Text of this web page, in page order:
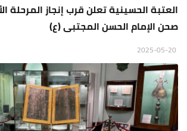
العتبة الحسينية تعلن قرب إنجاز
صحن الإمام الحسن المجتبى (ع)